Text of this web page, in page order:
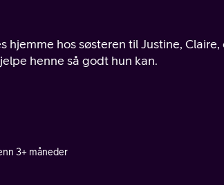
hos søsteren til Justine, Claire,
henne så godt hun kan.
3+ måneder